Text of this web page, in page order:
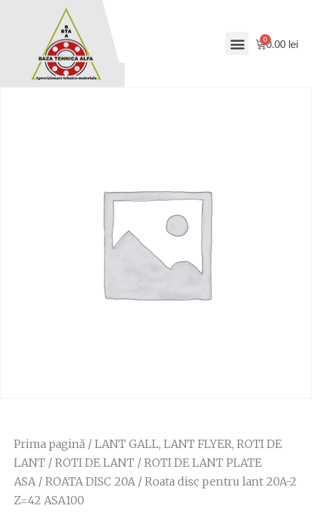
0.00 lei
Prima pagină / LANT GALL, LANT FLYER, ROTI DE
LANT / ROTI DE LANT / ROTI DE LANT PLATE
ASA/ ROATA DISC 20A/ Roata disc pentru lant 20A-2
Z=42 ASA100